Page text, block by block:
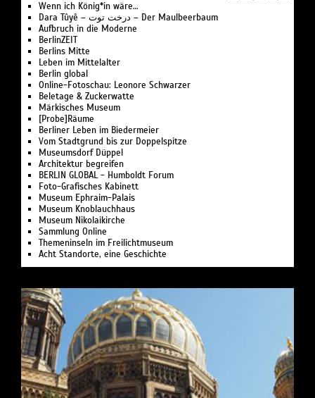
Wenn ich König*in wäre…
Dara Tûyê – درخت توت – Der Maulbeerbaum
Aufbruch in die Moderne
BerlinZEIT
Berlins Mitte
Leben im Mittelalter
Berlin global
Online-Fotoschau: Leonore Schwarzer
Beletage & Zuckerwatte
Märkisches Museum
[Probe]Räume
Berliner Leben im Biedermeier
Vom Stadtgrund bis zur Doppelspitze
Museumsdorf Düppel
Architektur begreifen
BERLIN GLOBAL - Humboldt Forum
Foto-Grafisches Kabinett
Museum Ephraim-Palais
Museum Knoblauchhaus
Museum Nikolaikirche
Sammlung Online
Themeninseln im Freilichtmuseum
Acht Standorte, eine Geschichte